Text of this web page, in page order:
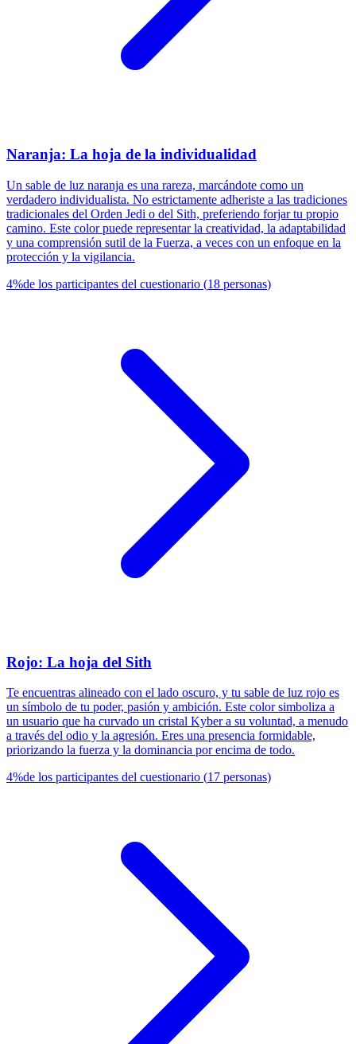
Naranja: La hoja de la individualidad
Un sable de luz naranja es una rareza, marcándote como un
verdadero individualista. No estrictamente adheriste a las tradiciones
tradicionales del Orden Jedi o del Sith, preferiendo forjar tu propio
camino. Este color puede representar la creatividad, la adaptabilidad
y una comprensión sutil de la Fuerza, a veces con un enfoque en la
protección y la vigilancia.
4%de los participantes del cuestionario (18 personas)
Rojo: La hoja del Sith
Te encuentras alineado con el lado oscuro, y tu sable de luz rojo es
un símbolo de tu poder, pasión y ambición. Este color simboliza a
un usuario que ha curvado un cristal Kyber a su voluntad, a menudo
a través del odio y la agresión. Eres una presencia formidable,
priorizando la fuerza y la dominancia por encima de todo.
4%de los participantes del cuestionario (17 personas)